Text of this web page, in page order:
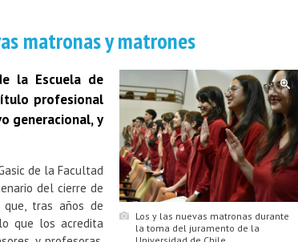
matronas y matrones
Los y las nuevas matronas durante
la toma del juramento de la
la Escuela de
profesional
generacional, y
de la Facultad
del cierre de
tras años de
que los acredita